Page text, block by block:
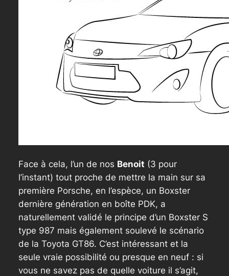
Face à cela, l’un de nos Benoit (3 pour
l’instant) tout proche de mettre la main sur sa
première Porsche, en l’espèce, un Boxster
dernière génération en boîte PDK, a
naturellement validé le principe d’un Boxster S
type 987 mais également soulevé le scénario
de la Toyota GT86. C’est intéressant et la
seule vraie possibilité ou presque en neuf : si
vous ne savez pas de quelle voiture il s’agit,